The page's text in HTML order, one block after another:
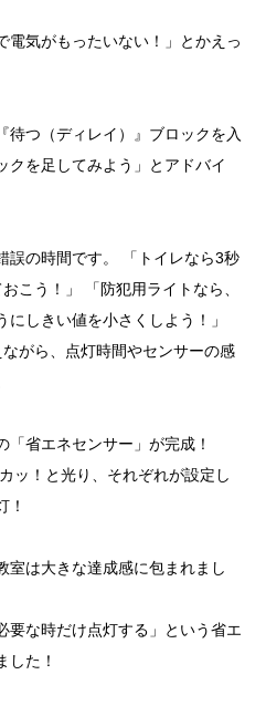
電気がもったいない！」とかえっ
待つ（ディレイ）』ブロックを入
クを足してみよう」とアドバイ
誤の時間です。 「トイレなら3秒
こう！」 「防犯用ライトなら、
しきい値を小さくしよう！」
がら、点灯時間やセンサーの感
省エネセンサー」が完成！
！と光り、それぞれが設定し
！
室は大きな達成感に包まれまし
要な時だけ点灯する」という省エ
した！